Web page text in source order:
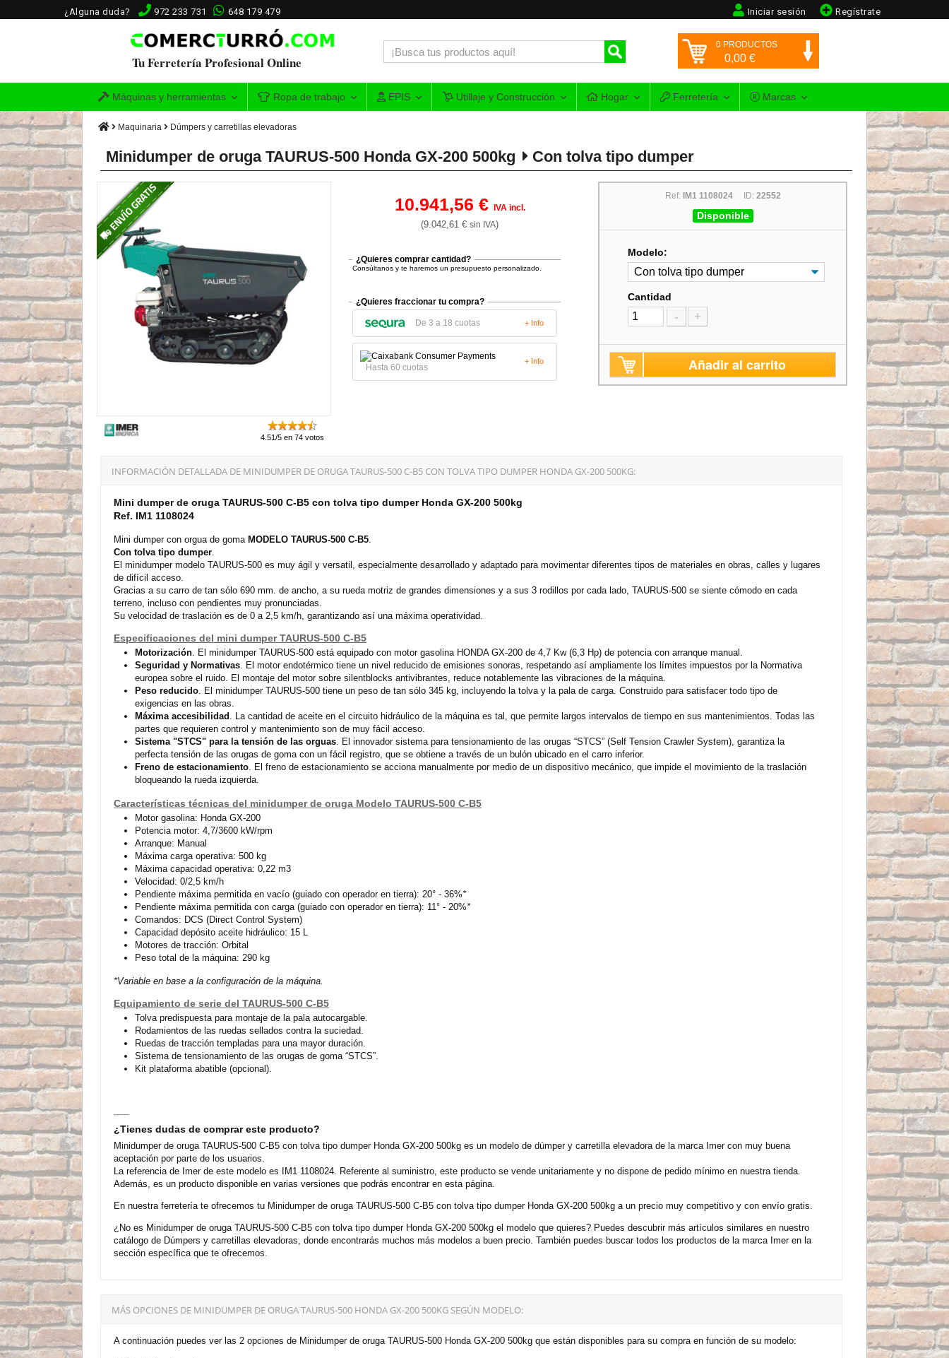
¿Alguna duda? 972 233 731 648 179 479 Regístrate
Iniciar sesión
Tu Ferretería Profesional Online
0 PRODUCTOS
0,00 €
Máquinas y herramientas Ropa de trabajo EPIS Utillaje y Construcción Hogar Ferretería Marcas
Maquinaria Dúmpers y carretillas elevadoras
Minidumper de oruga TAURUS-500 Honda GX-200 500kg Con tolva tipo dumper
4.51/5 en 74 votos
10.941,56 € IVA incl.
(9.042,61 €sin IVA)
¿Quieres comprar cantidad?
Consúltanos y te haremos un presupuesto personalizado.
¿Quieres fraccionar tu compra?
De 3 a 18 cuotas + Info
Hasta 60 cuotas
+ Info
Ref: IM1 1108024ID: 22552
Disponible
Modelo:
Cantidad
- +
Añadir al carrito
INFORMACIÓN DETALLADA DE MINIDUMPER DE ORUGA TAURUS-500 C-B5 CON TOLVA TIPO DUMPER HONDA GX-200 500KG:
Mini dumper de oruga TAURUS-500 C-B5 con tolva tipo dumper Honda GX-200 500kg
Ref. IM1 1108024
Mini dumper con orgua de goma MODELO TAURUS-500 C-B5.
Con tolva tipo dumper.
El minidumper modelo TAURUS-500 es muy ágil y versatil, especialmente desarrollado y adaptado para movimentar diferentes tipos de materiales en obras, calles y lugares
de difícil acceso.
Gracias a su carro de tan sólo 690 mm. de ancho, a su rueda motriz de grandes dimensiones y a sus 3 rodillos por cada lado, TAURUS-500 se siente cómodo en cada
terreno, incluso con pendientes muy pronunciadas.
Su velocidad de traslación es de 0 a 2,5 km/h, garantizando así una máxima operatividad.
Especificaciones del mini dumper TAURUS-500 C-B5
Motorización. El minidumper TAURUS-500 está equipado con motor gasolina HONDA GX-200 de 4,7 Kw (6,3 Hp) de potencia con arranque manual.
Seguridad y Normativas. El motor endotérmico tiene un nivel reducido de emisiones sonoras, respetando así ampliamente los límites impuestos por la Normativa
europea sobre el ruido. El montaje del motor sobre silentblocks antivibrantes, reduce notablemente las vibraciones de la máquina.
Peso reducido. El minidumper TAURUS-500 tiene un peso de tan sólo 345 kg, incluyendo la tolva y la pala de carga. Construido para satisfacer todo tipo de
exigencias en las obras.
Máxima accesibilidad . La cantidad de aceite en el circuito hidráulico de la máquina es tal, que permite largos intervalos de tiempo en sus mantenimientos. Todas las
partes que requieren control y mantenimiento son de muy fácil acceso.
Sistema "STCS" para la tensión de las orguas. El innovador sistema para tensionamiento de las orugas “STCS” (Self Tension Crawler System), garantiza la
perfecta tensión de las orugas de goma con un fácil registro, que se obtiene a través de un bulón ubicado en el carro inferior.
Freno de estacionamiento. El freno de estacionamiento se acciona manualmente por medio de un dispositivo mecánico, que impide el movimiento de la traslación
bloqueando la rueda izquierda.
Características técnicas del minidumper de oruga Modelo TAURUS-500 C-B5
Motor gasolina: Honda GX-200
Potencia motor: 4,7/3600 kW/rpm
Arranque: Manual
Máxima carga operativa: 500 kg
Máxima capacidad operativa: 0,22 m3
Velocidad: 0/2,5 km/h
Pendiente máxima permitida en vacío (guiado con operador en tierra): 20° - 36%*
Pendiente máxima permitida con carga (guiado con operador en tierra): 11° - 20%*
Comandos: DCS (Direct Control System)
Capacidad depósito aceite hidráulico: 15 L
Motores de tracción: Orbital
Peso total de la máquina: 290 kg
*Variable en base a la configuración de la máquina.
Equipamiento de serie del TAURUS-500 C-B5
Tolva predispuesta para montaje de la pala autocargable.
Rodamientos de las ruedas sellados contra la suciedad.
Ruedas de tracción templadas para una mayor duración.
Sistema de tensionamiento de las orugas de goma “STCS”.
Kit plataforma abatible (opcional).
¿Tienes dudas de comprar este producto?
Minidumper de oruga TAURUS-500 C-B5 con tolva tipo dumper Honda GX-200 500kg es un modelo de dúmper y carretilla elevadora de la marca Imer con muy buena
aceptación por parte de los usuarios.
La referencia de Imer de este modelo es IM1 1108024. Referente al suministro, este producto se vende unitariamente y no dispone de pedido mínimo en nuestra tienda.
Además, es un producto disponible en varias versiones que podrás encontrar en esta página.
En nuestra ferretería te ofrecemos tu Minidumper de oruga TAURUS-500 C-B5 con tolva tipo dumper Honda GX-200 500kg a un precio muy competitivo y con envío gratis.
¿No es Minidumper de oruga TAURUS-500 C-B5 con tolva tipo dumper Honda GX-200 500kg el modelo que quieres? Puedes descubrir más artículos similares en nuestro
catálogo de Dúmpers y carretillas elevadoras, donde encontrarás muchos más modelos a buen precio. También puedes buscar todos los productos de la marca Imer en la
sección específica que te ofrecemos.
MÁS OPCIONES DE MINIDUMPER DE ORUGA TAURUS-500 HONDA GX-200 500KG SEGÚN MODELO:
A continuación puedes ver las 2 opciones de Minidumper de oruga TAURUS-500 Honda GX-200 500kg que están disponibles para su compra en función de su modelo: